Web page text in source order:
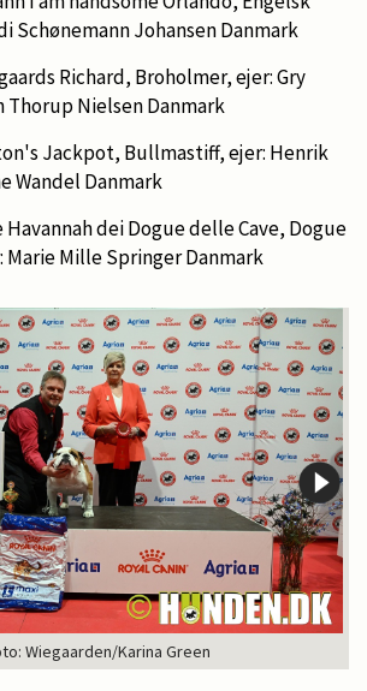
Schønemann Johansen Danmark
Richard, Broholmer, ejer: Gry
Thorup Nielsen Danmark
Jackpot, Bullmastiff, ejer: Henrik
Wandel Danmark
Havannah dei Dogue delle Cave, Dogue
Marie Mille Springer Danmark
Wiegaarden/Karina Green